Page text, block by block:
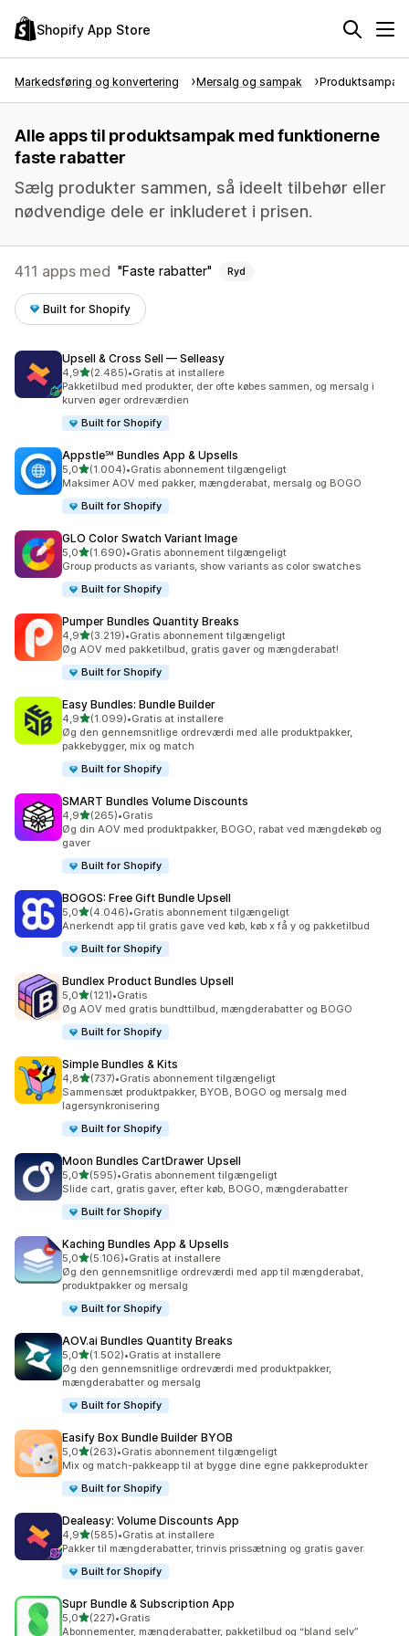
Shopify App Store
Markedsføring og konvertering Mersalg og sampak Produktsampak
Alle apps til produktsampak med funktionerne
faste rabatter
Sælg produkter sammen, så ideelt tilbehør eller
nødvendige dele er inkluderet i prisen.
411 apps med Faste rabatter Ryd
Built for Shopify
Upsell & Cross Sell — Selleasy
4,9ud af 5 stjerner
(2.485)
2485 anmeldelser i alt
•Gratis at installere
Pakketilbud med produkter, der ofte købes sammen, og mersalg i
kurven øger ordreværdien
Built for Shopify
Appstle℠ Bundles App & Upsells
5,0ud af 5 stjerner
(1.004)
1004 anmeldelser i alt
•Gratis abonnement tilgængeligt
Maksimer AOV med pakker, mængderabat, mersalg og BOGO
Built for Shopify
GLO Color Swatch Variant Image
5,0ud af 5 stjerner
(1.690)
1690 anmeldelser i alt
•Gratis abonnement tilgængeligt
Group products as variants, show variants as color swatches
Built for Shopify
Pumper Bundles Quantity Breaks
4,9ud af 5 stjerner
(3.219)
3219 anmeldelser i alt
•Gratis abonnement tilgængeligt
Øg AOV med pakketilbud, gratis gaver og mængderabat!
Built for Shopify
Easy Bundles: Bundle Builder
4,9ud af 5 stjerner
(1.099)
1099 anmeldelser i alt
•Gratis at installere
Øg den gennemsnitlige ordreværdi med alle produktpakker,
pakkebygger, mix og match
Built for Shopify
SMART Bundles Volume Discounts
4,9ud af 5 stjerner
(265)
265 anmeldelser i alt
•Gratis
Øg din AOV med produktpakker, BOGO, rabat ved mængdekøb og
gaver
Built for Shopify
BOGOS: Free Gift Bundle Upsell
5,0ud af 5 stjerner
(4.046)
4046 anmeldelser i alt
•Gratis abonnement tilgængeligt
Anerkendt app til gratis gave ved køb, køb x få y og pakketilbud
Built for Shopify
Bundlex Product Bundles Upsell
5,0ud af 5 stjerner
(121)
121 anmeldelser i alt
•Gratis
Øg AOV med gratis bundttilbud, mængderabatter og BOGO
Built for Shopify
Simple Bundles & Kits
4,8ud af 5 stjerner
(737)
737 anmeldelser i alt
•Gratis abonnement tilgængeligt
Sammensæt produktpakker, BYOB, BOGO og mersalg med
lagersynkronisering
Built for Shopify
Moon Bundles CartDrawer Upsell
5,0ud af 5 stjerner
(595)
595 anmeldelser i alt
•Gratis abonnement tilgængeligt
Slide cart, gratis gaver, efter køb, BOGO, mængderabatter
Built for Shopify
Kaching Bundles App & Upsells
5,0ud af 5 stjerner
(5.106)
5106 anmeldelser i alt
•Gratis at installere
Øg den gennemsnitlige ordreværdi med app til mængderabat,
produktpakker og mersalg
Built for Shopify
AOV.ai Bundles Quantity Breaks
5,0ud af 5 stjerner
(1.502)
1502 anmeldelser i alt
•Gratis at installere
Øg den gennemsnitlige ordreværdi med produktpakker,
mængderabatter og mersalg
Built for Shopify
Easify Box Bundle Builder BYOB
5,0ud af 5 stjerner
(263)
263 anmeldelser i alt
•Gratis abonnement tilgængeligt
Mix og match-pakkeapp til at bygge dine egne pakkeprodukter
Built for Shopify
Dealeasy: Volume Discounts App
4,9ud af 5 stjerner
(585)
585 anmeldelser i alt
•Gratis at installere
Pakker til mængderabatter, trinvis prissætning og gratis gaver.
Built for Shopify
Supr Bundle & Subscription App
5,0ud af 5 stjerner
(227)
227 anmeldelser i alt
•Gratis
Abonnementer, mængderabatter, pakketilbud og “bland selv”